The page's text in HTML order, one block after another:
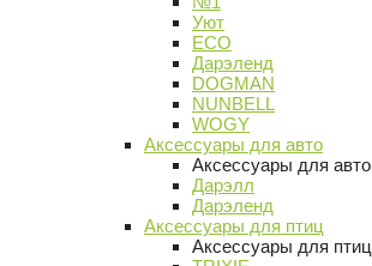
Уют
ECO
Дарэленд
DOGMAN
NUNBELL
WOGY
Аксессуары для авто
Аксессуары для авто
Дарэлл
Дарэленд
Аксессуары для птиц
Аксессуары для птиц